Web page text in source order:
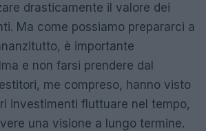
drasticamente il valore dei
Ma come possiamo prepararci a
è importante
e non farsi prendere dal
me compreso, hanno visto
investimenti fluttuare nel tempo,
una visione a lungo termine.